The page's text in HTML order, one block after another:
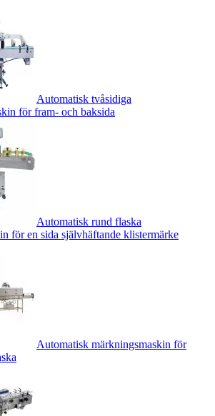
Automatisk tvåsidiga
för fram- och baksida
Automatisk rund flaska
för en sida självhäftande klistermärke
Automatisk märkningsmaskin för